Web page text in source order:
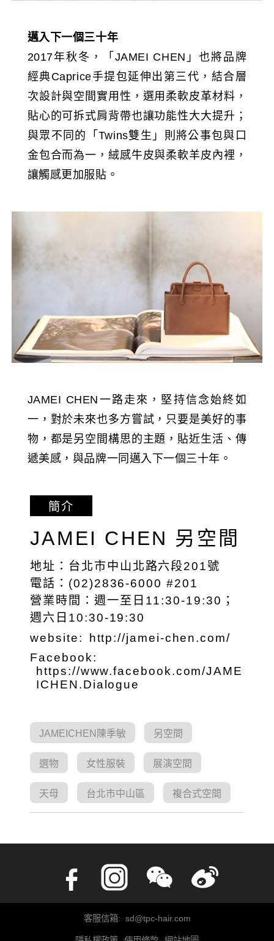
邁入下一個三十年
2017年秋冬，「JAMEI CHEN」也將品牌
經典Caprice手提包延伸出第三代，結合層
次設計與空間實用性，選用柔軟皮革材料，
貼心的可拆式肩背帶也讓功能性大大提升；
與眾不同的「Twins雙生」則將公事包與口
金包合而為一，絨感牛皮與柔軟羊皮內裡，
讓觸感更加服貼。
JAMEI CHEN一路走來，堅持信念始終如
一，對於未來也多方嘗試，只要是美好的事
物，都是另空間構思的主題，貼近生活、傳
遞美感，與品牌一同邁入下一個三十年。
簡介
JAMEI CHEN 另空間
地址：台北市中山北路六段201號
電話：(02)2836-6000 #201
營業時間：週一至日11:30-19:30；
週六日10:30-19:30
website:
http://jamei-chen.com/
Facebook:
https://www.facebook.com/JAME
ICHEN.Dialogue
JAMEICHEN陳季敏 另空間
選物 女性服裝 展演空間
天母 台北市中山區 複合式空間
客服信箱: sd@tpc-hair.com